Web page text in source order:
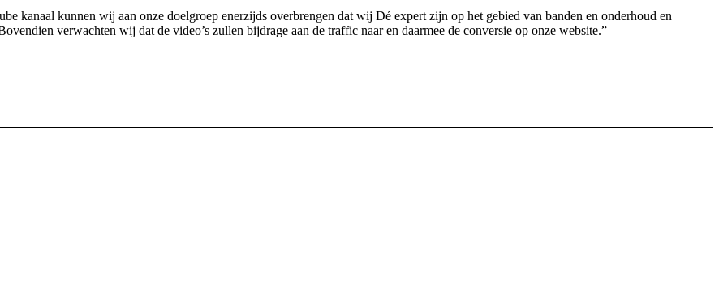
kanaal kunnen wij aan onze doelgroep enerzijds overbrengen dat wij Dé expert zijn op het gebied van banden en onderhoud en
verwachten wij dat de video’s zullen bijdrage aan de traffic naar en daarmee de conversie op onze website.”